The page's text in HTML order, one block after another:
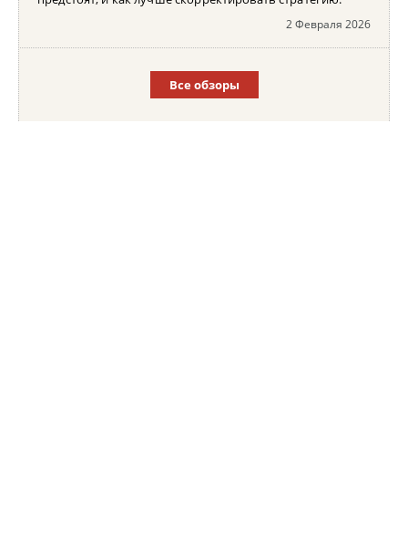
2 Февраля 2026
Все обзоры